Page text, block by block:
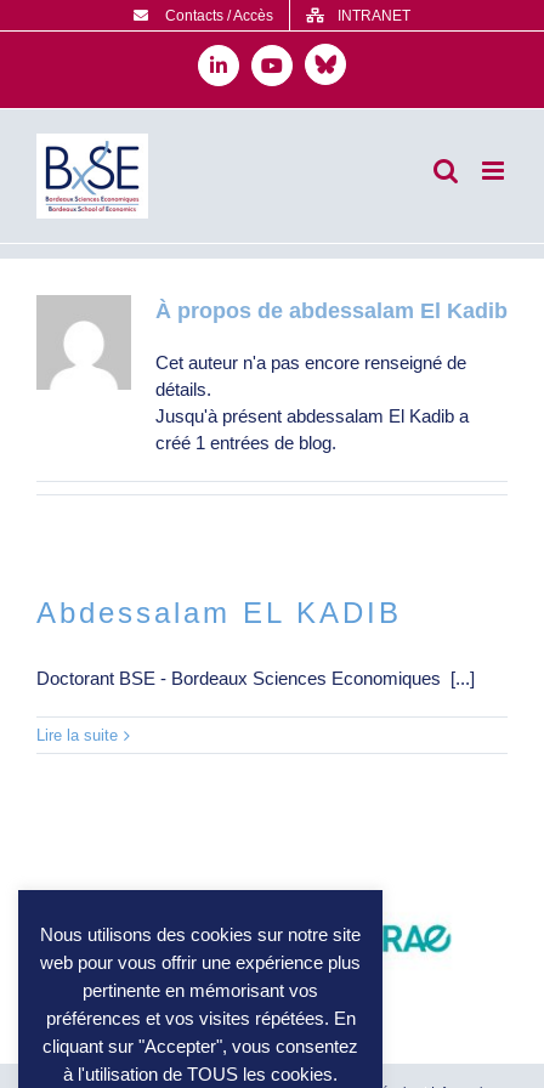
au
Contacts / Accès INTRANET
LinkedInYouTubeBluesky
À propos de abdessalam El Kadib
Cet auteur n'a pas encore renseigné de
détails.
Jusqu'à présent abdessalam El Kadib a
créé 1 entrées de blog.
Abdessalam EL KADIB
Doctorant BSE - Bordeaux Sciences Economiques [...]
Lire la suite
Nous utilisons des cookies sur notre site
web pour vous offrir une expérience plus
pertinente en mémorisant vos
préférences et vos visites répétées. En
cliquant sur "Accepter", vous consentez
à l'utilisation de TOUS les cookies.